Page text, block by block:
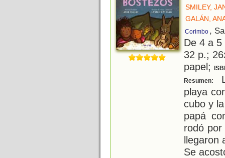
SMILEY,
GALÁN,
Corimbo ,
De 4 a
32 p.;
papel;
Resumen:
playa
cubo y
papá
rodó
llegaron
Se